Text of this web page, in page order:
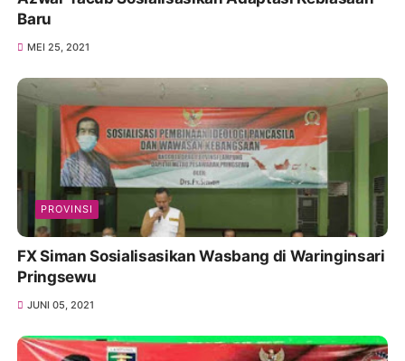
Baru
MEI 25, 2021
PROVINSI
FX Siman Sosialisasikan Wasbang di Waringinsari
Pringsewu
JUNI 05, 2021